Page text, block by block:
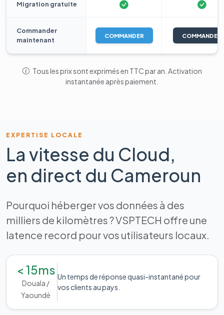
Migration gratuite
Commander
maintenant
COMMANDER COMMANDER
Tous les prix sont exprimés en TTC par an. Activation
instantanée après paiement.
EXPERTISE LOCALE
La vitesse du Cloud,
en direct du Cameroun
Pourquoi héberger vos données à des
milliers de kilomètres ? VSPTECH offre une
latence record pour vos utilisateurs locaux.
< 15ms
Douala /
Yaoundé
Un temps de réponse quasi-instantané pour
vos clients au pays.